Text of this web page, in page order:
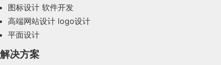
2023年8月(88)
2023年7月(62)
图标设计 软件开发
高端网站设计 logo设计
平面设计
解决方案